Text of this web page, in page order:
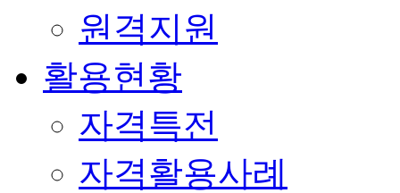
원격지원
활용현황
자격특전
자격활용사례